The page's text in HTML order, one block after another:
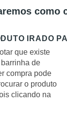
como
IRADO
que existe
de
compra pode
o produto
clicando na